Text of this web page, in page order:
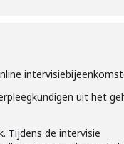
uit het
Tijdens de intervisie